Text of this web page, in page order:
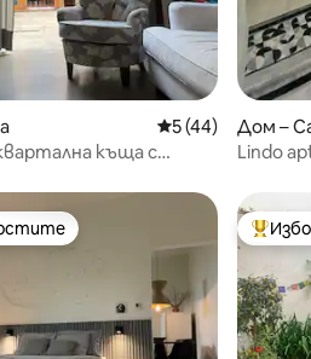
Средна оценка:
5 (44)
къща с
Дом –
Lindo
избор на гостите Най-